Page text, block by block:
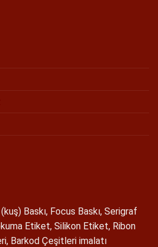
Baskı, Focus Baskı, Serigraf
Etiket, Silikon Etiket, Ribon
Barkod Çeşitleri imalatı